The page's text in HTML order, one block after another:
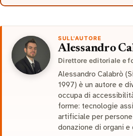
SULL'AUTORE
Alessandro
Direttore editoriale e
Alessandro Calabrò
1997) è un autore e
occupa di
forme: tecnologie
artificiale per
donazione di organi